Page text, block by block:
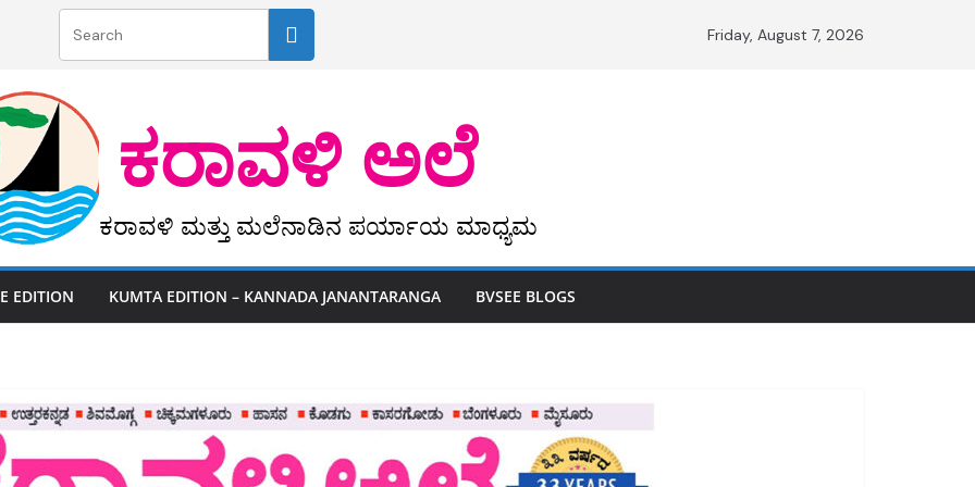
Friday, August 7, 2026
‎ ‎‎ಕರಾವಳಿ ಅಲೆ
ಕರಾವಳಿ ಮತ್ತು ಮಲೆನಾಡಿನ ಪರ್ಯಾಯ ಮಾಧ್ಯಮ
EDITION KUMTA EDITION – KANNADA JANANTARANGA BVSEE BLOGS